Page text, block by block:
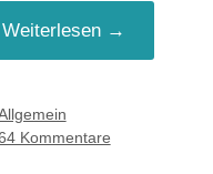
Weiterlesen →
Kategorien
Kommentare